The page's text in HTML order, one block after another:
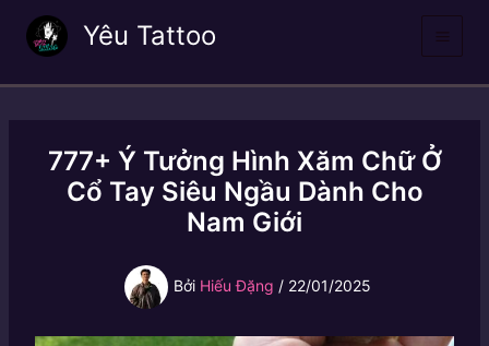
dung
Yêu Tattoo
777+ Ý Tưởng Hình Xăm Chữ Ở
Cổ Tay Siêu Ngầu Dành Cho
Nam Giới
Bởi Hiếu Đặng / 22/01/2025